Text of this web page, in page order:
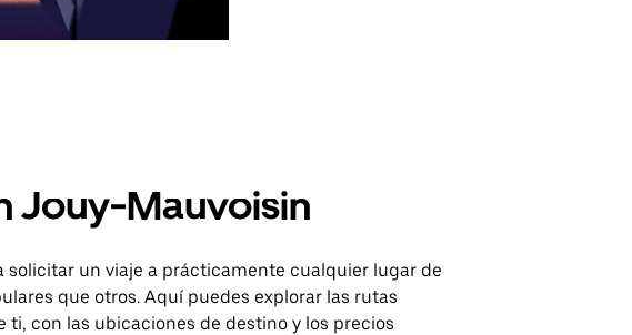
Jouy-Mauvoisin
un viaje a prácticamente cualquier lugar de
que otros. Aquí puedes explorar las rutas
con las ubicaciones de destino y los precios